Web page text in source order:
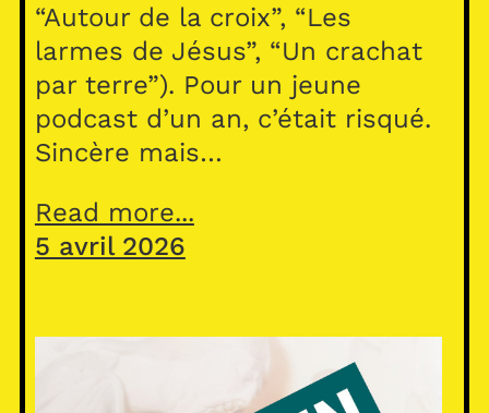
“Autour de la croix”, “Les
larmes de Jésus”, “Un crachat
par terre”). Pour un jeune
podcast d’un an, c’était risqué.
Sincère mais…
Read more...
5 avril 2026